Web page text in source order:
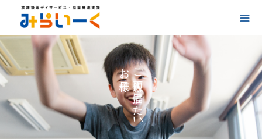
ご
に
け
た
い
お
の
の